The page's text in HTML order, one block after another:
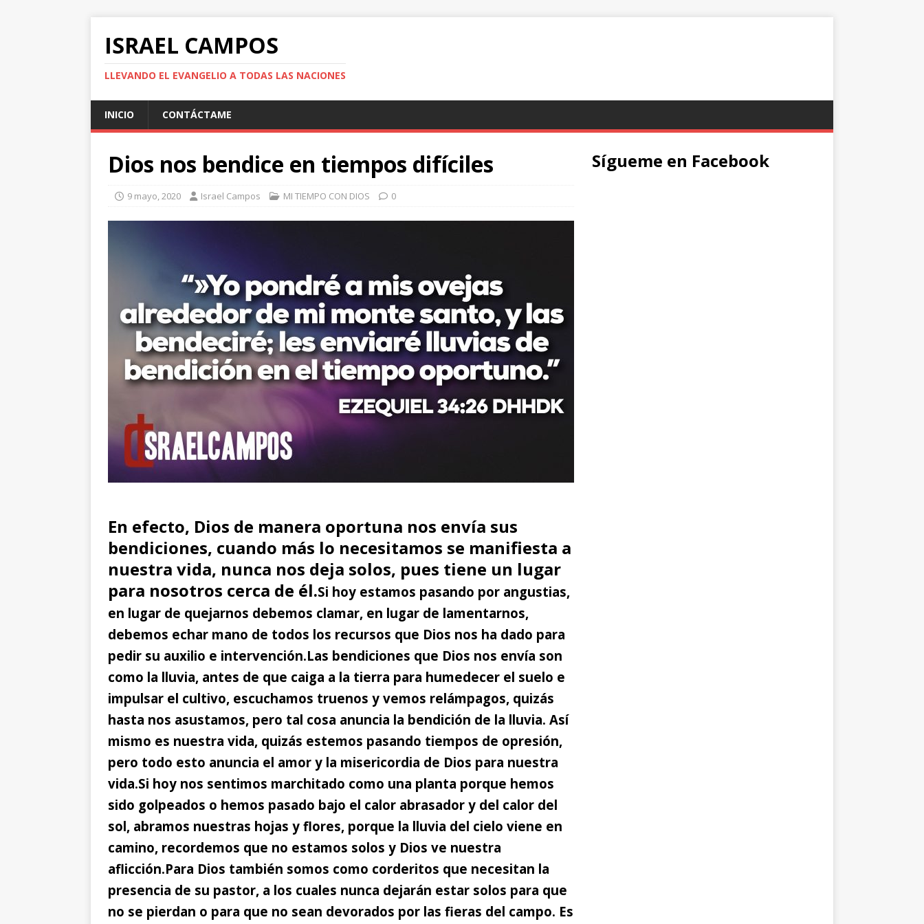
ISRAEL CAMPOS
LLEVANDO EL EVANGELIO A TODAS LAS NACIONES
INICIO CONTÁCTAME
Dios nos bendice en tiempos difíciles
9 mayo, 2020 Israel Campos MI TIEMPO CON DIOS 0
En efecto, Dios de manera oportuna nos envía sus
bendiciones, cuando más lo necesitamos se manifiesta a
nuestra vida, nunca nos deja solos, pues tiene un lugar
para nosotros cerca de él.Si hoy estamos pasando por angustias,
en lugar de quejarnos debemos clamar, en lugar de lamentarnos,
debemos echar mano de todos los recursos que Dios nos ha dado para
pedir su auxilio e intervención.Las bendiciones que Dios nos envía son
como la lluvia, antes de que caiga a la tierra para humedecer el suelo e
impulsar el cultivo, escuchamos truenos y vemos relámpagos, quizás
hasta nos asustamos, pero tal cosa anuncia la bendición de la lluvia. Así
mismo es nuestra vida, quizás estemos pasando tiempos de opresión,
pero todo esto anuncia el amor y la misericordia de Dios para nuestra
vida.Si hoy nos sentimos marchitado como una planta porque hemos
sido golpeados o hemos pasado bajo el calor abrasador y del calor del
sol, abramos nuestras hojas y flores, porque la lluvia del cielo viene en
camino, recordemos que no estamos solos y Dios ve nuestra
aflicción.Para Dios también somos como corderitos que necesitan la
presencia de su pastor, a los cuales nunca dejarán estar solos para que
no se pierdan o para que no sean devorados por las fieras del campo. Es
Sígueme en Facebook